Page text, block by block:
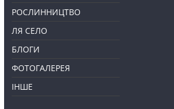
РОСЛИННИЦТВО
ЛЯ СЕЛО
БЛОГИ
ФОТОГАЛЕРЕЯ
ІНШЕ